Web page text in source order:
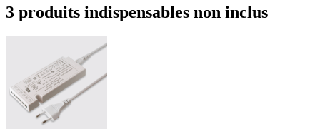
3 produits indispensables non inclus